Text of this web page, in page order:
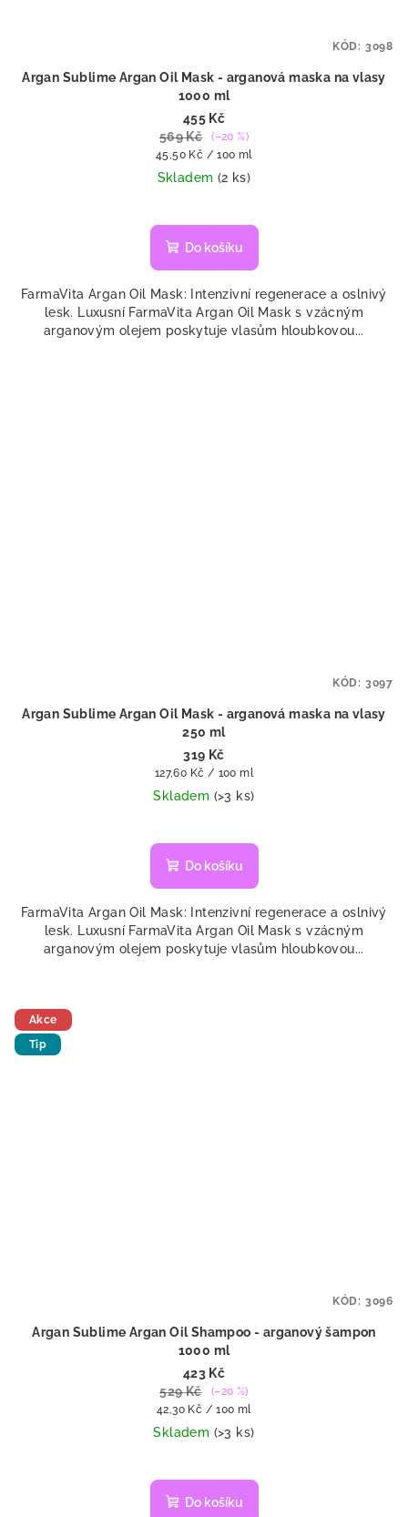
Argan Sublime Argan Oil Mask - arganová maska na vlasy
1000 ml
455 Kč
569 Kč
(–20 %)
Měrná
cena:
45,50 Kč / 100 ml
Skladem (2 ks)
hodnocení
produktu
z
5
hvězdiček.
Do košíku
FarmaVita Argan Oil Mask: Intenzivní regenerace a oslnivý
lesk. Luxusní FarmaVita Argan Oil Mask s vzácným
arganovým olejem poskytuje vlasům hloubkovou...
KÓD: 3098
Argan Sublime Argan Oil Mask - arganová maska na vlasy
250 ml
319 Kč
Měrná
cena:
127,60 Kč / 100 ml
Skladem (>3 ks)
hodnocení
produktu
z
5
hvězdiček.
Do košíku
FarmaVita Argan Oil Mask: Intenzivní regenerace a oslnivý
lesk. Luxusní FarmaVita Argan Oil Mask s vzácným
arganovým olejem poskytuje vlasům hloubkovou...
KÓD: 3097
Akce
Tip
Argan Sublime Argan Oil Shampoo - arganový šampon
1000 ml
423 Kč
529 Kč
(–20 %)
Měrná
cena:
42,30 Kč / 100 ml
Skladem (>3 ks)
hodnocení
produktu
Do košíku
KÓD: 3096